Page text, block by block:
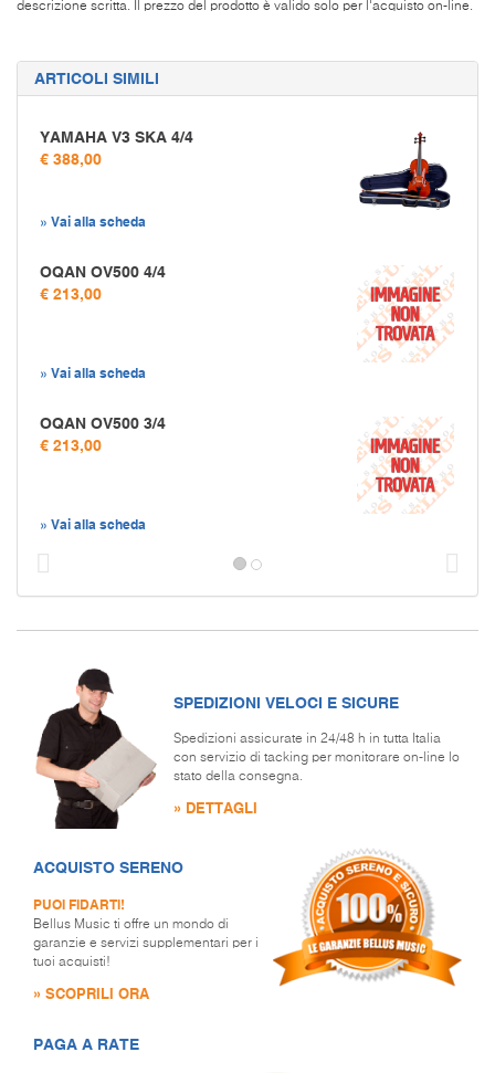
descrizione scritta. Il prezzo del prodotto è valido solo per l'acquisto on-line.
ARTICOLI SIMILI
YAMAHA V3 SKA 4/4
€ 388,00
» Vai alla scheda
OQAN OV500 4/4
€ 213,00
» Vai alla scheda
OQAN OV500 3/4
€ 213,00
» Vai alla scheda
SPEDIZIONI VELOCI E SICURE
Spedizioni assicurate in 24/48 h in tutta Italia
con servizio di tacking per monitorare on-line lo
stato della consegna.
» DETTAGLI
ACQUISTO SERENO
PUOI FIDARTI!
Bellus Music ti offre un mondo di
garanzie e servizi supplementari per i
tuoi acquisti!
» SCOPRILI ORA
PAGA A RATE